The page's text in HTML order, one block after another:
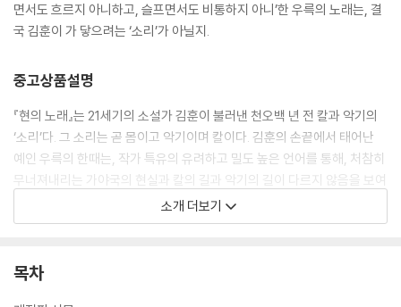
면서도 흐르지 아니하고, 슬프면서도 비통하지 아니’한 우륵의 노래는, 결
국 김훈이 가 닿으려는 ‘소리’가 아닐지.
중고상품설명
『현의 노래』는 21세기의 소설가 김훈이 불러낸 천오백 년 전 칼과 악기의
‘소리’다. 그 소리는 곧 몸이고 악기이며 칼이다. 김훈의 손끝에서 태어난
예인 우륵의 한때는, 작가 특유의 유려하고 밀도 높은 언어를 통해, 처참히
무너져내리는 가야국의 현실과 칼의 길과 악기의 길이 다르지 않음을 보여
리. 작품 안에서 작가는 삶과 죽음이 ‘소리의 고향을 찾아가는 길’이라 말하
며, 그 과정에서 소리가 머무는 울림판으로 쇠를 논한다. 쇠의 흐름과 쇠의
소개 더보기
목차